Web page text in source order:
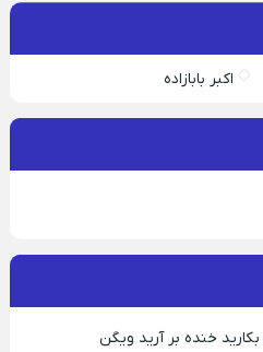
اکبر بابازاده
خنده بر آرید ویگن